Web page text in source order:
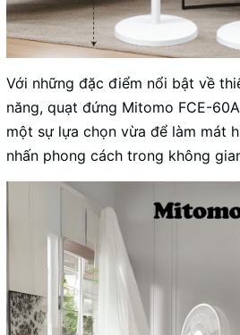
Với những đặc điểm nổi bật về
năng, quạt đứng Mitomo FCE-
một sự lựa chọn vừa để làm mát
nhấn phong cách trong không